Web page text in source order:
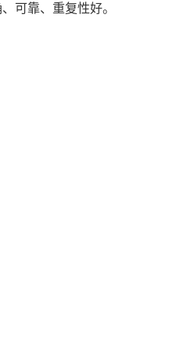
可靠、重复性好。